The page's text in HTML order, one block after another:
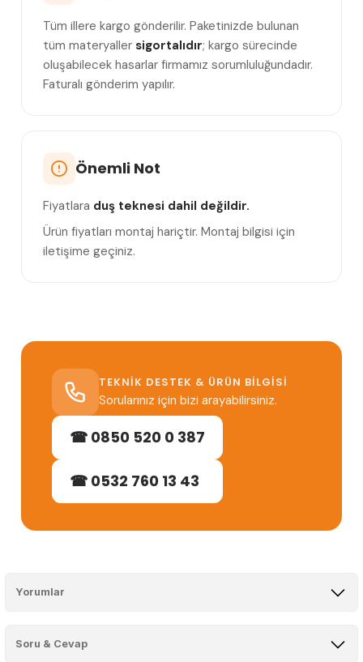
Tüm illere kargo gönderilir. Paketinizde bulunan
tüm materyaller sigortalıdır; kargo sürecinde
oluşabilecek hasarlar firmamız sorumluluğundadır.
Faturalı gönderim yapılır.
Önemli Not
Fiyatlara duş teknesi dahil değildir.
Ürün fiyatları montaj hariçtir. Montaj bilgisi için
iletişime geçiniz.
TEKNIK DESTEK & ÜRÜN BILGISI
Sorularınız için bizi arayabilirsiniz.
☎ 0850 520 0 387
☎ 0532 760 13 43
Yorumlar
Soru & Cevap